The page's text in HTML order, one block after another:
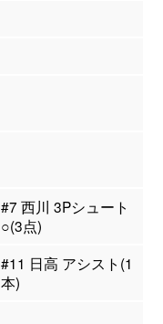
#7 西川 3Pシュート
○(3点)
#11 日高 アシスト(1
本)